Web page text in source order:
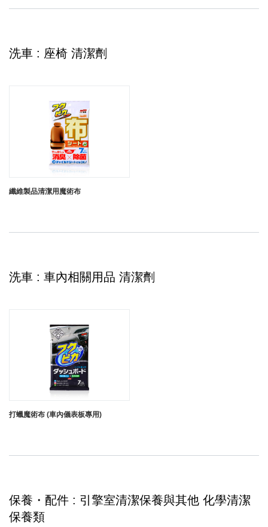
洗車 : 座椅 清潔劑
纖維製品清潔用魔術布
洗車 : 車內相關用品 清潔劑
打蠟魔術布 (車內儀表板專用)
保養・配件 : 引擎室清潔保養與其他 化學清潔
保養類